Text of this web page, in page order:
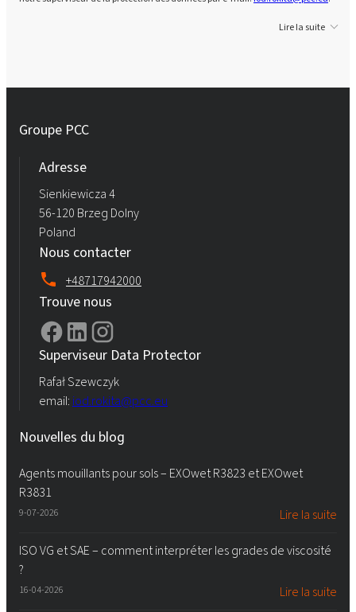
Lire la suite
Groupe PCC
Adresse
Sienkiewicza 4
56-120 Brzeg Dolny
Poland
Nous contacter
+48717942000
Trouve nous
Superviseur Data Protector
Rafał Szewczyk
email: iod.rokita@pcc.eu
Nouvelles du blog
Agents mouillants pour sols – EXOwet R3823 et EXOwet
R3831
9-07-2026 Lire la suite
ISO VG et SAE – comment interpréter les grades de viscosité
?
16-04-2026 Lire la suite